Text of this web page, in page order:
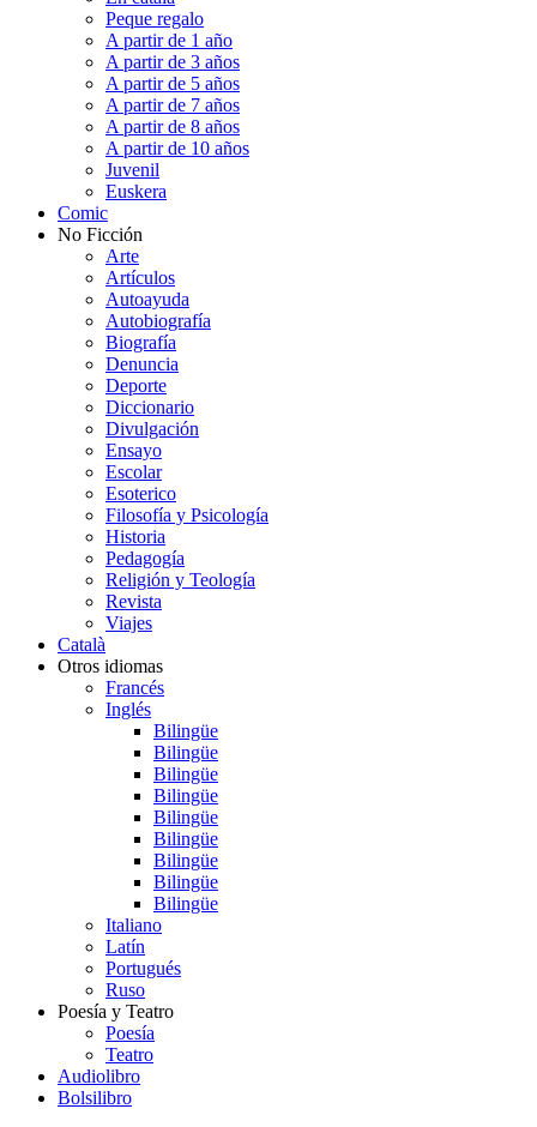
Peque regalo
A partir de 1 año
A partir de 3 años
A partir de 5 años
A partir de 7 años
A partir de 8 años
A partir de 10 años
Juvenil
Euskera
Comic
No Ficción
Arte
Artículos
Autoayuda
Autobiografía
Biografía
Denuncia
Deporte
Diccionario
Divulgación
Ensayo
Escolar
Esoterico
Filosofía y Psicología
Historia
Pedagogía
Religión y Teología
Revista
Viajes
Català
Otros idiomas
Francés
Inglés
Bilingüe
Bilingüe
Bilingüe
Bilingüe
Bilingüe
Bilingüe
Bilingüe
Bilingüe
Bilingüe
Italiano
Latín
Portugués
Ruso
Poesía y Teatro
Poesía
Teatro
Audiolibro
Bolsilibro